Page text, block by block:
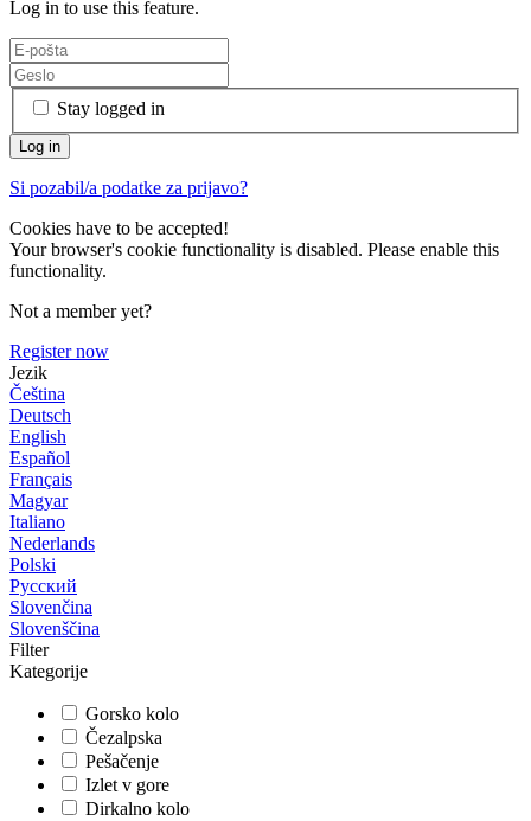
Log in to use this feature.
Stay logged in
Si pozabil/a podatke za prijavo?
Cookies have to be accepted!
Your browser's cookie functionality is disabled. Please enable this
functionality.
Not a member yet?
Register now
Jezik
Čeština
Deutsch
English
Español
Français
Magyar
Italiano
Nederlands
Polski
Русский
Slovenčina
Slovenščina
Filter
Kategorije
Gorsko kolo
Čezalpska
Pešačenje
Izlet v gore
Dirkalno kolo